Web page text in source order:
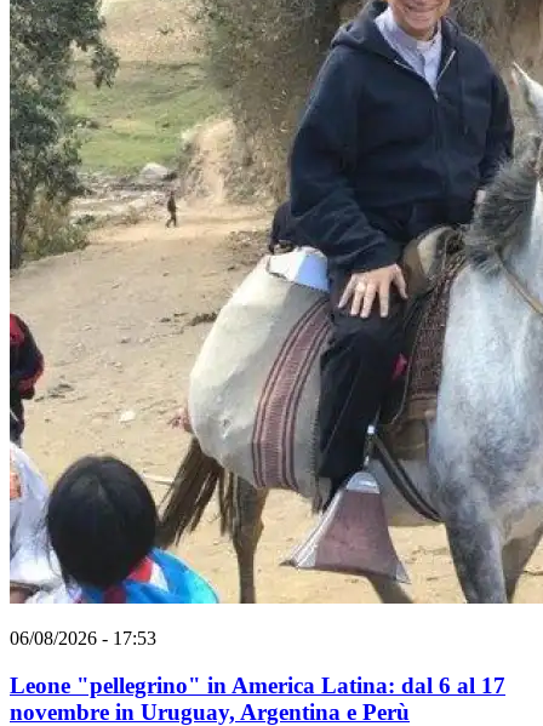
06/08/2026 - 17:53
Leone "pellegrino" in America Latina: dal 6 al 17
novembre in Uruguay, Argentina e Perù